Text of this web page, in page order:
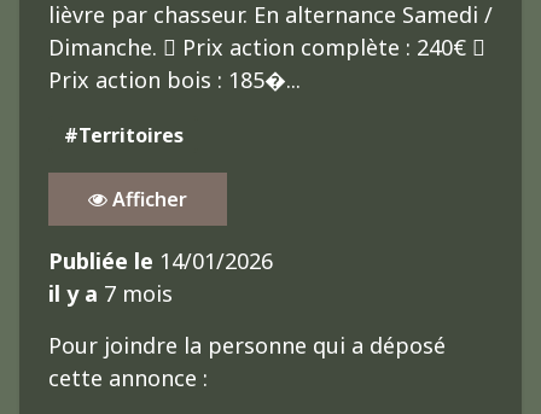
lièvre par chasseur. En alternance Samedi /
Dimanche.  Prix action complète : 240€ 
Prix action bois : 185�...
#Territoires
Afficher
Publiée le 14/01/2026
il y a 7 mois
Pour joindre la personne qui a déposé
cette annonce :